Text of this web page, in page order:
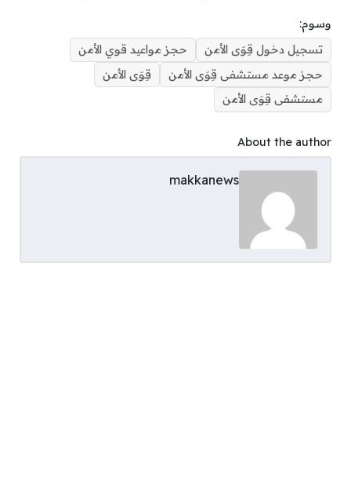
وسوم:
تسجيل دخول قِوَى الأمن
حجز مواعيد قوي الأمن
حجز موعد مستشفى قِوَى الأمن
قِوَى الأمن
مستشفى قِوَى الأمن
About the author
makkanews